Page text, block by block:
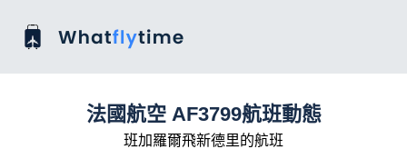
法國航空 AF3799航班動態
班加羅爾飛新德里的航班